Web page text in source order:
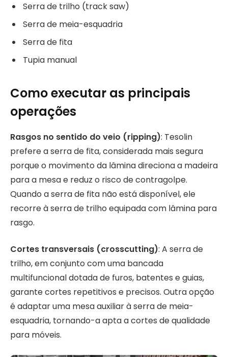
Serra de trilho (track saw)
Serra de meia-esquadria
Serra de fita
Tupia manual
Como executar as principais
operações
Rasgos no sentido do veio (ripping): Tesolin
prefere a serra de fita, considerada mais segura
porque o movimento da lâmina direciona a madeira
para a mesa e reduz o risco de contragolpe.
Quando a serra de fita não está disponível, ele
recorre à serra de trilho equipada com lâmina para
rasgo.
Cortes transversais (crosscutting): A serra de
trilho, em conjunto com uma bancada
multifuncional dotada de furos, batentes e guias,
garante cortes repetitivos e precisos. Outra opção
é adaptar uma mesa auxiliar à serra de meia-
esquadria, tornando-a apta a cortes de qualidade
para móveis.